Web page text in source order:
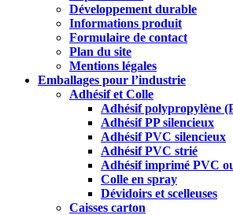
Développement durable
Informations produit
Formulaire de contact
Plan du site
Mentions légales
Emballages pour l’industrie
Adhésif et Colle
Adhésif polypropylène
Adhésif PP silencieux
Adhésif PVC silencieux
Adhésif PVC strié
Adhésif imprimé PVC
Colle en spray
Dévidoirs et scelleuses
Caisses carton